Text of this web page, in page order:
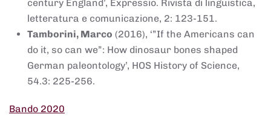
century England’, Expressio. Rivista di linguistica,
letteratura e comunicazione, 2: 123-151.
Tamborini, Marco (2016), ‘”If the Americans can
do it, so can we”: How dinosaur bones shaped
German paleontology’, HOS History of Science,
54.3: 225-256.
Bando 2020